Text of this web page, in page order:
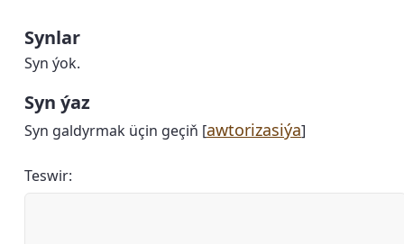
Synlar
Syn ýok.
Syn ýaz
Syn galdyrmak üçin geçiň [awtorizasiýa]
Teswir: